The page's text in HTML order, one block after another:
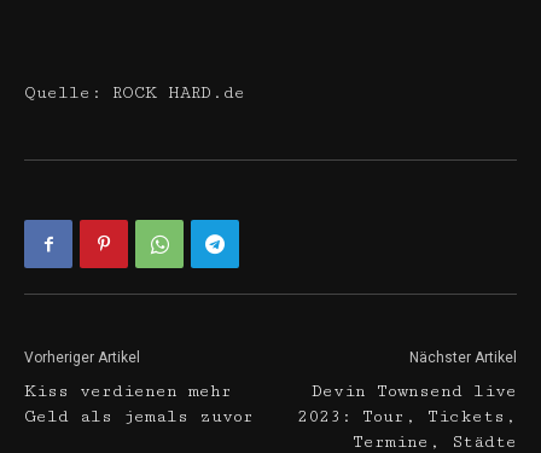
Quelle: ROCK HARD.de
Vorheriger Artikel
Kiss verdienen mehr
Geld als jemals zuvor
Nächster Artikel
Devin Townsend live
2023: Tour, Tickets,
Termine, Städte